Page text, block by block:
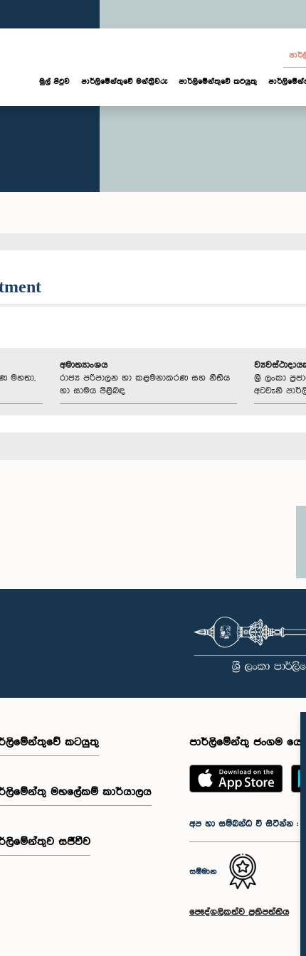
මුල් පිටුව පාර්ලි‌මේන්තුවේ මන්ත්‍රීවරු පාර්ලිමේන්තුවේ කටයුතු
මහතා,
අමාත්‍යාංශය
රාජ්‍ය පරිපාලන හා කළමනාකරණ සහ නීතිය
හා සාමය පිළිබඳ
ශ්‍රී ලංකා
අටවැනි
කටයුතු
මහලේකම් කාර්යාලය
සජීවීව
පාර්ලිමේන්තු ජංගම
අප හා සම්බන්ධ වී සිටින්න :
සම්මාන
පෞද්ගලිකත්ව ප්‍රතිපත්තිය